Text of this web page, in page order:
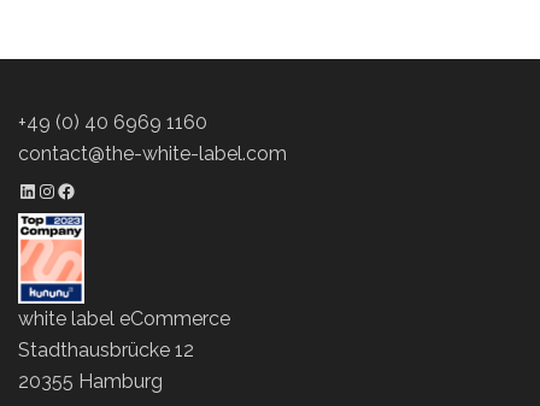
+49 (0) 40 6969 1160
contact@the-white-label.com
LinkedIn Profil
Instagram Profil
Facebook Profil
white label eCommerce
Stadthausbrücke 12
20355 Hamburg